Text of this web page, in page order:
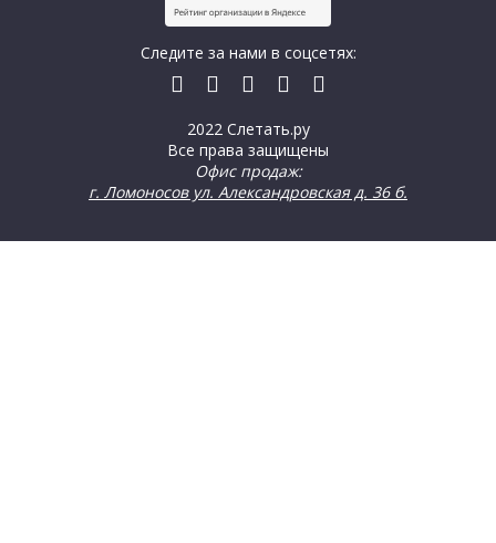
2022 Слетать.ру
Все права защищены
Офис продаж:
г. Ломоносов ул. Александровская д. 36 б.
Следите за нами в соцсетях: